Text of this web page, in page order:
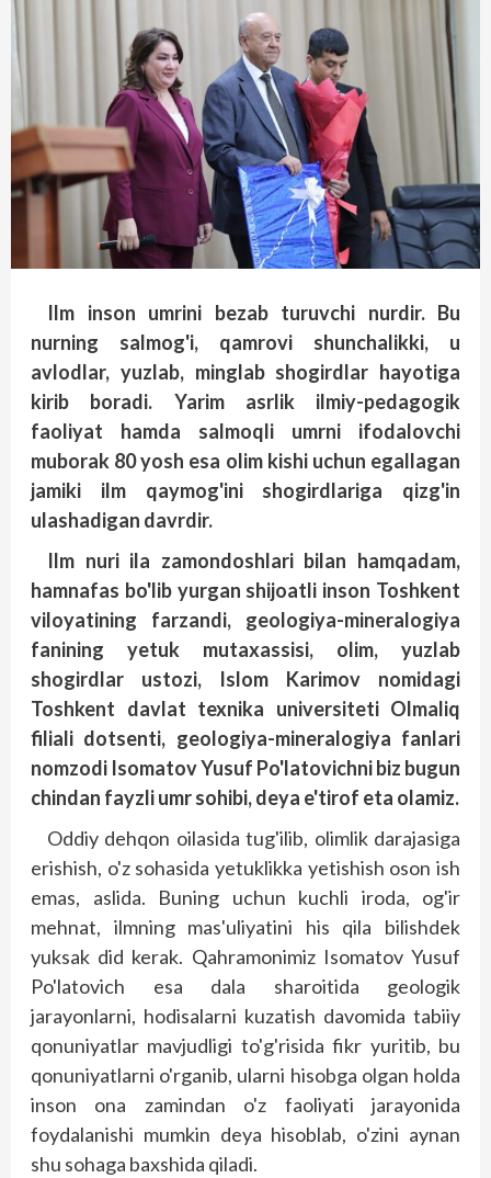
Ilm inson umrini bezab turuvchi nurdir. Bu
nurning salmog'i, qamrovi shunchalikki, u
avlodlar, yuzlab, minglab shogirdlar hayotiga
kirib boradi. Yarim asrlik ilmiy-pedagogik
faoliyat hamda salmoqli umrni ifodalovchi
muborak 80 yosh esa olim kishi uchun egallagan
jamiki ilm qaymog'ini shogirdlariga qizg'in
ulashadigan davrdir.
Ilm nuri ila zamondoshlari bilan hamqadam,
hamnafas bo'lib yurgan shijoatli inson Toshkent
viloyatining farzandi, geologiya-mineralogiya
fanining yetuk mutaxassisi, olim, yuzlab
shogirdlar ustozi, Islom Karimov nomidagi
Toshkent davlat texnika universiteti Olmaliq
filiali dotsenti, geologiya-mineralogiya fanlari
nomzodi Isomatov Yusuf Po'latovichni biz bugun
chindan fayzli umr sohibi, deya e'tirof eta olamiz.
Oddiy dehqon oilasida tug'ilib, olimlik darajasiga
erishish, o'z sohasida yetuk­likka yetishish oson ish
emas, aslida. Buning uchun kuchli iroda, og'ir
mehnat, ilm­ning mas'uliyatini his qila bilishdek
yuksak did kerak. Qahramonimiz Isomatov Yusuf
Po'latovich esa dala sharoitida geologik
jarayonlarni, hodisalarni kuzatish davomida tabiiy
qonuniyatlar mavjudligi to'g'risida fikr yuritib, bu
qonuniyatlarni o'rganib, ularni hisobga olgan holda
inson ona zamindan o'z faoliyati jarayonida
foydalanishi mumkin deya hisoblab, o'zini aynan
shu sohaga baxshida qiladi.